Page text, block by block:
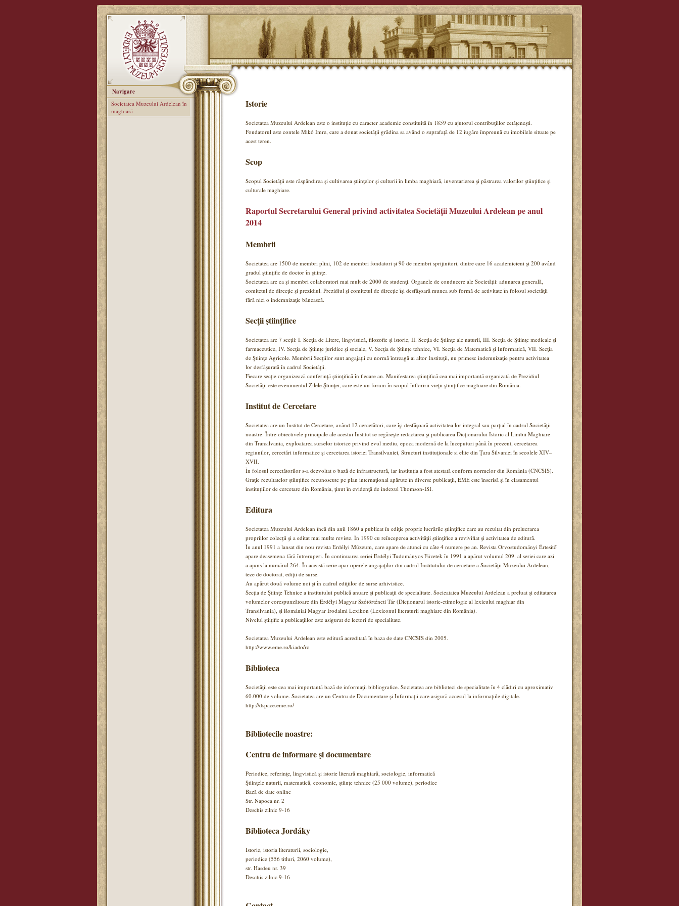
Navigare
Societatea Muzeului Ardelean în
maghiară
Istorie
Societatea Muzeului Ardelean este o instituţie cu caracter academic constituită în 1859 cu ajutorul contribuţiilor cetăţeneşti.
Fondatorul este contele Mikó Imre, care a donat societăţii grădina sa având o suprafaţă de 12 iugăre împreună cu imobilele situate pe
acest teren.
Scop
Scopul Societăţii este răspândirea şi cultivarea ştiinţelor şi culturii în limba maghiară, inventarierea şi păstrarea valorilor ştiinţifice şi
culturale maghiare.
Raportul Secretarului General privind activitatea Societăţii Muzeului Ardelean pe anul
2014
Membrii
Societatea are 1500 de membri plini, 102 de membri fondatori şi 90 de membri sprijinitori, dintre care 16 academicieni şi 200 având
gradul ştiinţific de doctor în ştiinţe.
Societatea are ca şi membri colaboratori mai mult de 2000 de studenţi. Organele de conducere ale Societăţii: adunarea generală,
comitetul de direcţie şi prezidiul. Prezidiul şi comitetul de direcţie îşi desfăşoară munca sub formă de activitate în folosul societăţii
fără nici o indemnizaţie bănească.
Secţii ştiinţifice
Societatea are 7 secţii: I. Secţia de Litere, lingvistică, filozofie şi istorie, II. Secţia de Ştiinţe ale naturii, III. Secţia de Ştiinţe medicale şi
farmaceutice, IV. Secţia de Ştiinţe juridice şi sociale, V. Secţia de Ştiinţe tehnice, VI. Secţia de Matematică şi Informatică, VII. Secţia
de Ştiinţe Agricole. Membrii Secţiilor sunt angajaţii cu normă întreagă ai altor Instituţii, nu primesc indemnizaţie pentru activitatea
lor desfăşurată în cadrul Societăţii.
Fiecare secţie organizează conferinţă ştiinţifică în fiecare an. Manifestarea ştiinţifică cea mai importantă organizată de Prezidiul
Societăţii este evenimentul Zilele Ştiinţei, care este un forum în scopul înfloririi vieţii ştiinţifice maghiare din România.
Institut de Cercetare
Societatea are un Institut de Cercetare, având 12 cercetători, care îşi desfăşoară activitatea lor integral sau parţial în cadrul Societăţii
noastre. Între obiectivele principale ale acestui Institut se regăseşte redactarea şi publicarea Dicţionarului Istoric al Limbii Maghiare
din Transilvania, exploatarea surselor istorice privind evul mediu, epoca modernă de la începuturi până în prezent, cercetarea
regiunilor, cercetări informatice şi cercetarea istoriei Transilvaniei, Structuri instituționale si elite din Ţara Silvaniei în secolele XIV–
XVII.
În folosul cercetătorilor s-a dezvoltat o bază de infrastructură, iar instituţia a fost atestată conform normelor din România (CNCSIS).
Graţie rezultatelor ştiinţifice recunoscute pe plan internaţional apărute în diverse publicaţii, EME este înscrisă şi în clasamentul
instituţiilor de cercetare din România, ţinut în evidenţă de indexul Thomson-ISI.
Editura
Societatea Muzeului Ardelean încă din anii 1860 a publicat în ediţie proprie lucrările ştiinţifice care au rezultat din prelucrarea
propriilor colecţii şi a editat mai multe reviste. În 1990 cu reînceperea activităţii ştiinţifice a revivifiat şi activitatea de editură.
În anul 1991 a lansat din nou revista Erdélyi Múzeum, care apare de atunci cu câte 4 numere pe an. Revista Orvostudományi Értesítő
apare deasemena fără întreruperi. În continuarea seriei Erdélyi Tudományos Füzetek în 1991 a apărut volumul 209. al seriei care azi
a ajuns la numărul 264. În această serie apar operele angajaţilor din cadrul Institutului de cercetare a Societăţii Muzeului Ardelean,
teze de doctorat, ediţii de surse.
Au apărut două volume noi şi în cadrul ediţiilor de surse arhivistice.
Secţia de Ştiinţe Tehnice a institutului publică anuare şi publicaţii de specialitate. Socieatatea Muzeului Ardelean a preluat şi editatarea
volumelor corespunzătoare din Erdélyi Magyar Szótörténeti Tár (Dicţionarul istoric-etimologic al lexicului maghiar din
Transilvania), şi Romániai Magyar Irodalmi Lexikon (Lexiconul literaturii maghiare din România).
Nivelul ştiiţific a publicaţiilor este asigurat de lectori de specialitate.
Societatea Muzeului Ardelean este editură acreditată în baza de date CNCSIS din 2005.
http://www.eme.ro/kiado/ro
Biblioteca
Societăţii este cea mai importantă bază de informaţii bibliografice. Societatea are biblioteci de specialitate în 4 clădiri cu aproximativ
60.000 de volume. Societatea are un Centru de Documentare şi Informaţii care asigură accesul la informaţiile digitale.
http://dspace.eme.ro/
Bibliotecile noastre:
Centru de informare şi documentare
Periodice, referinţe, lingvistică şi istorie literară maghiară, sociologie, informatică
Ştiinţele naturii, matematică, economie, ştiinţe tehnice (25 000 volume), periodice
Bază de date online
Str. Napoca nr. 2
Deschis zilnic 9-16
Biblioteca Jordáky
Istorie, istoria literaturii, sociologie,
periodice (556 titluri, 2060 volume),
str. Hasdeu nr. 39
Deschis zilnic 9-16